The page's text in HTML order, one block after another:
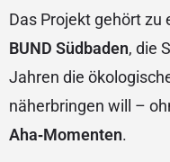
Das Projekt gehört zu
BUND Südbaden, die
Jahren die
näherbringen will –
Aha‑Momenten.